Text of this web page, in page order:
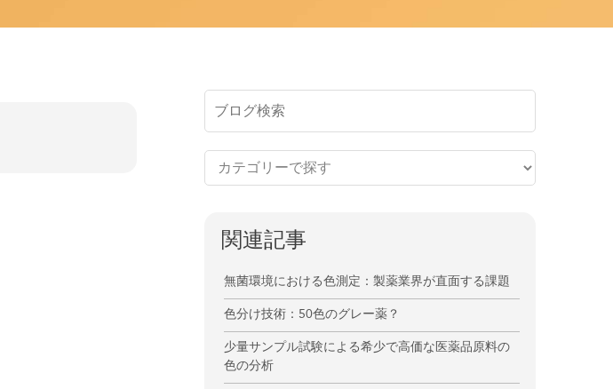
関連記事
無菌環境における色測定：製薬業界が直面する課題
色分け技術：50色のグレー薬？
少量サンプル試験による希少で高価な医薬品原料の
色の分析